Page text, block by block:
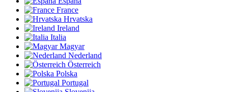
France
Hrvatska
Ireland
Italia
Magyar
Nederland
Österreich
Polska
Portugal